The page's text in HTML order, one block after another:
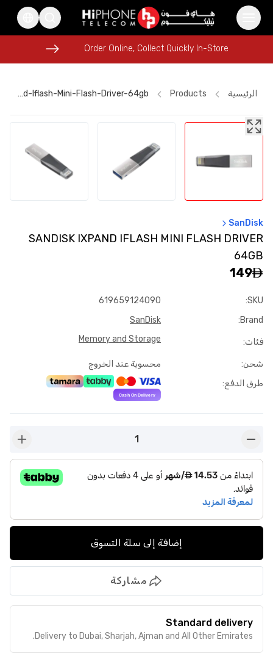
Apple Watch
iPhone 16 Pro Max
iPhone 15
Order Online, Collect Quickly In-Store
Apple Watch
USB-C Cable
Wireless Charger
Order Online, Collect Quickly In-Store
الرئيسية Products
Sandisk-Ixpand-Iflash-Mini-Flash-Driver-64gb
SanDisk
SANDISK IXPAND IFLASH MINI FLASH DRIVER
64GB
149
SKU
:
619659124090
Brand
:
SanDisk
فئات:
Memory and Storage
شحن:
محسوبة عند الخروج
طرق الدفع:
1
plus
إضافة إلى سلة التسوق
مشاركة
Standard delivery
Delivery to Dubai, Sharjah, Ajman and All Other Emirates.